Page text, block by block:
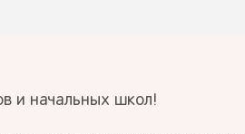
и начальных школ!